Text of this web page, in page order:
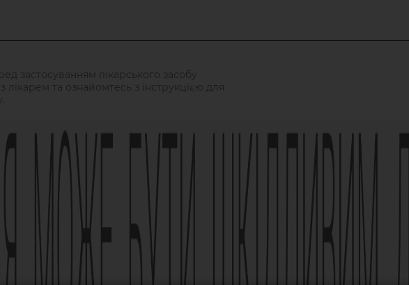
застосуванням лікарського засобу
лікарем та ознайомтесь з інструкцією для
01/01, UA/6493/01/02 зі змінами від 21.09.2021